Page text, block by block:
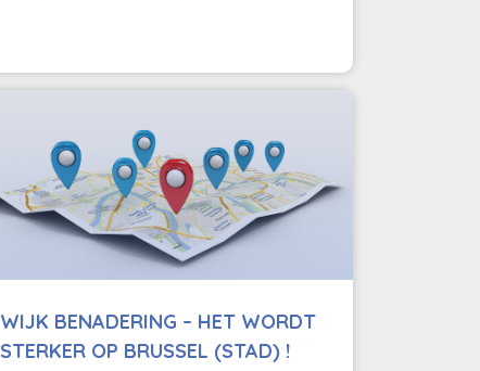
WIJK BENADERING – HET WORDT
STERKER OP BRUSSEL (STAD) !